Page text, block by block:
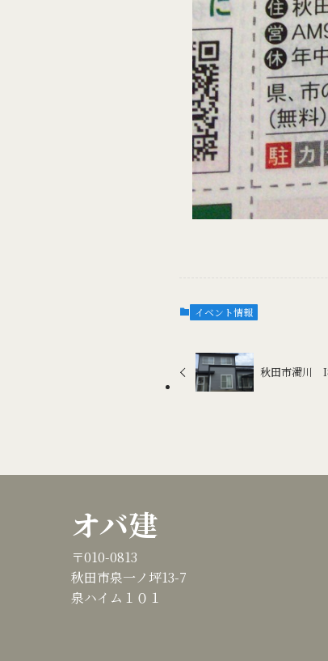
イベント情報
秋田市濁川 I
オバ建
〒010-0813
秋田市泉一ノ坪13-7
泉ハイム１０１